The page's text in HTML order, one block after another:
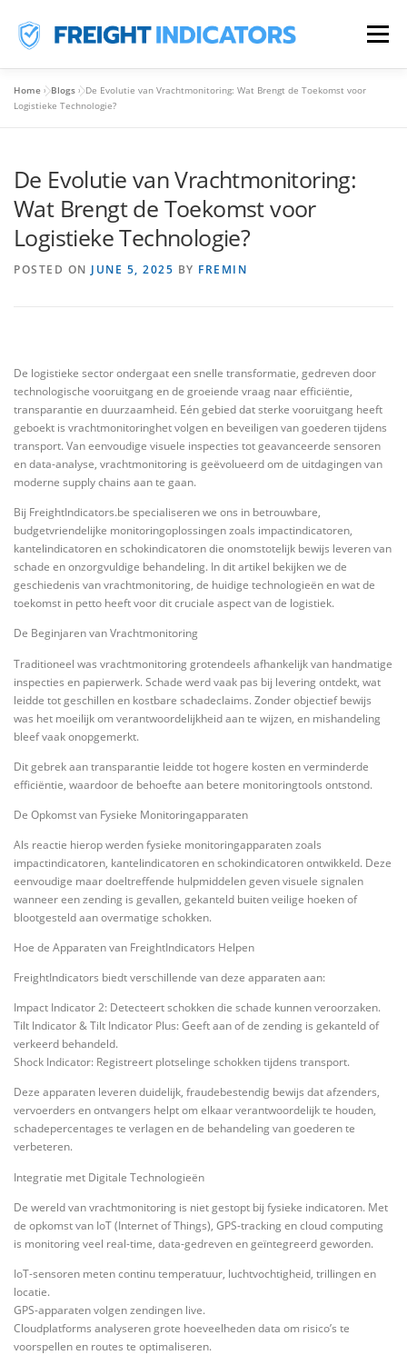
Content
Menu
HOME PRODUCTS
BLOGS CONTACT EN
FR
Home »Blogs »De Evolutie van Vrachtmonitoring: Wat Brengt de Toekomst voor
Logistieke Technologie?
De Evolutie van Vrachtmonitoring:
Wat Brengt de Toekomst voor
Logistieke Technologie?
POSTED ON JUNE 5, 2025 BY FREMIN
De logistieke sector ondergaat een snelle transformatie, gedreven door
technologische vooruitgang en de groeiende vraag naar efficiëntie,
transparantie en duurzaamheid. Eén gebied dat sterke vooruitgang heeft
geboekt is vrachtmonitoringhet volgen en beveiligen van goederen tijdens
transport. Van eenvoudige visuele inspecties tot geavanceerde sensoren
en data-analyse, vrachtmonitoring is geëvolueerd om de uitdagingen van
moderne supply chains aan te gaan.
Bij FreightIndicators.be specialiseren we ons in betrouwbare,
budgetvriendelijke monitoringoplossingen zoals impactindicatoren,
kantelindicatoren en schokindicatoren die onomstotelijk bewijs leveren van
schade en onzorgvuldige behandeling. In dit artikel bekijken we de
geschiedenis van vrachtmonitoring, de huidige technologieën en wat de
toekomst in petto heeft voor dit cruciale aspect van de logistiek.
De Beginjaren van Vrachtmonitoring
Traditioneel was vrachtmonitoring grotendeels afhankelijk van handmatige
inspecties en papierwerk. Schade werd vaak pas bij levering ontdekt, wat
leidde tot geschillen en kostbare schadeclaims. Zonder objectief bewijs
was het moeilijk om verantwoordelijkheid aan te wijzen, en mishandeling
bleef vaak onopgemerkt.
Dit gebrek aan transparantie leidde tot hogere kosten en verminderde
efficiëntie, waardoor de behoefte aan betere monitoringtools ontstond.
De Opkomst van Fysieke Monitoringapparaten
Als reactie hierop werden fysieke monitoringapparaten zoals
impactindicatoren, kantelindicatoren en schokindicatoren ontwikkeld. Deze
eenvoudige maar doeltreffende hulpmiddelen geven visuele signalen
wanneer een zending is gevallen, gekanteld buiten veilige hoeken of
blootgesteld aan overmatige schokken.
Hoe de Apparaten van FreightIndicators Helpen
FreightIndicators biedt verschillende van deze apparaten aan:
Impact Indicator 2: Detecteert schokken die schade kunnen veroorzaken.
Tilt Indicator & Tilt Indicator Plus: Geeft aan of de zending is gekanteld of
verkeerd behandeld.
Shock Indicator: Registreert plotselinge schokken tijdens transport.
Deze apparaten leveren duidelijk, fraudebestendig bewijs dat afzenders,
vervoerders en ontvangers helpt om elkaar verantwoordelijk te houden,
schadepercentages te verlagen en de behandeling van goederen te
verbeteren.
Integratie met Digitale Technologieën
De wereld van vrachtmonitoring is niet gestopt bij fysieke indicatoren. Met
de opkomst van IoT (Internet of Things), GPS-tracking en cloud computing
is monitoring veel real-time, data-gedreven en geïntegreerd geworden.
IoT-sensoren meten continu temperatuur, luchtvochtigheid, trillingen en
locatie.
GPS-apparaten volgen zendingen live.
Cloudplatforms analyseren grote hoeveelheden data om risico’s te
voorspellen en routes te optimaliseren.